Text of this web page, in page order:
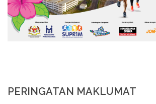
PERINGATAN MAKLUMAT